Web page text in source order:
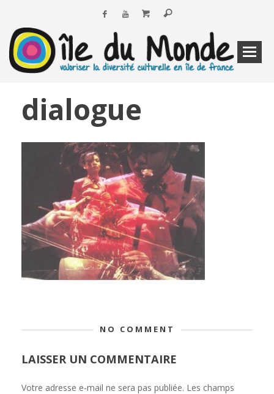
dialogue
NO COMMENT
LAISSER UN COMMENTAIRE
Votre adresse e-mail ne sera pas publiée. Les champs